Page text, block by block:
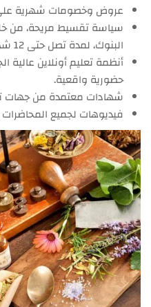
عروض وخصومات شهرية على
سياسة تقسيط مريحة، من
البنوك، لمدة تصل حتى 12 شهر.
أنظمة تعليم أونلاين
حضورية واقعية.
شهادات معتمدة من جهات
فيديوهات لجميع